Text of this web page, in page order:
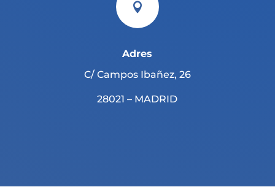

Adres
C/ Campos Ibañez, 26
28021 – MADRID